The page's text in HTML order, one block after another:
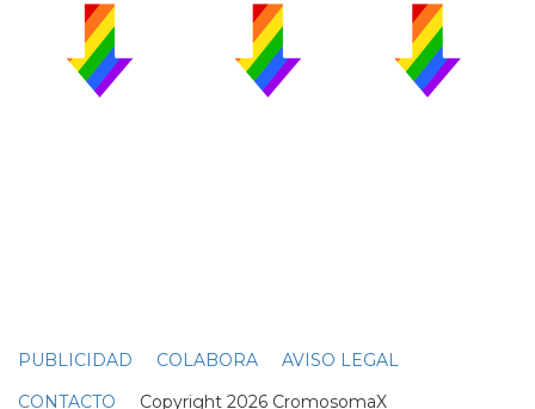
PUBLICIDAD COLABORA
AVISO LEGAL
CONTACTO Copyright 2026 CromosomaX